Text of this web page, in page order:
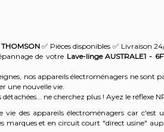
THOMSON✅ Pièces disponibles ✅ Livraison
de votre Lave-linge AUSTRALE1 -
nos appareils électroménagers ne sont
une nouvelle vie.
détachées... ne cherchez plus ! Ayez le réflexe
des appareils électroménagers car c'est
marques et en circuit court "direct usine"